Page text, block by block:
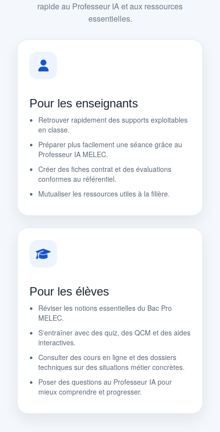
rapide au Professeur IA et aux ressources
essentielles.
Pour les enseignants
Retrouver rapidement des supports exploitables
en classe.
Préparer plus facilement une séance grâce au
Professeur IA MELEC.
Créer des fiches contrat et des évaluations
conformes au référentiel.
Mutualiser les ressources utiles à la filière.
Pour les élèves
Réviser les notions essentielles du Bac Pro
MELEC.
S'entraîner avec des quiz, des QCM et des aides
interactives.
Consulter des cours en ligne et des dossiers
techniques sur des situations métier concrètes.
Poser des questions au Professeur IA pour
mieux comprendre et progresser.